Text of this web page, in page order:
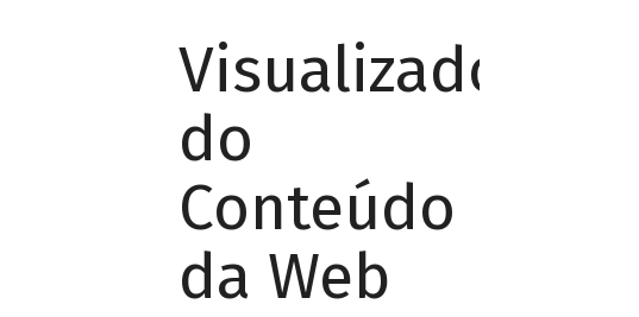
Visualizador
do
Conteúdo
da Web